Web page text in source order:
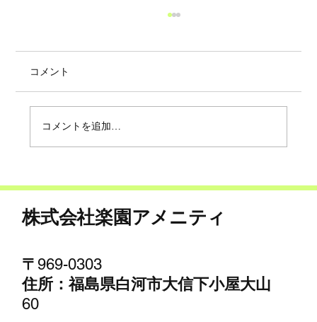
技術について
コメント
コメントを追加…
株式会社楽園アメニティ
​〒 969-0303
​住所：福島県白河市大信下小屋大山
60